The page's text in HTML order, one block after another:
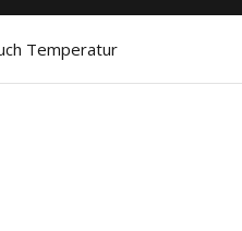
Temperatur